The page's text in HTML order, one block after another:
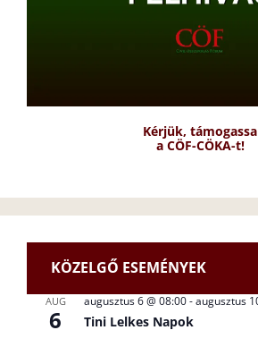
Kérjük, támogassa
a CÖF-CÖKA-t!
KÖZELGŐ ESEMÉNYEK
AUG
6
augusztus 6 @ 08:00-augusztus
Tini Lelkes Napok